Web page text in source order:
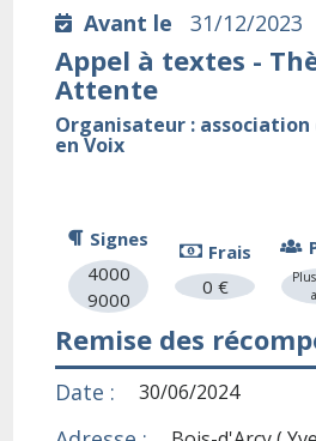
Avant le 31/12/2023
Appel à textes -
Attente
Organisateur :
en Voix
Signes
4000
9000
Frais
0 €
Remise des
Date : 30/06/2024